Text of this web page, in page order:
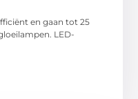
en gaan tot 25
LED-